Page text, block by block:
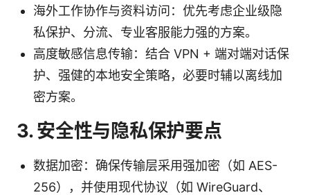
海外工作协作与资料访问：优先考虑企业级隐
私保护、分流、专业客服能力强的方案。
高度敏感信息传输：结合 VPN + 端对端对话保
护、强健的本地安全策略，必要时辅以离线加
密方案。
3. 安全性与隐私保护要点
数据加密：确保传输层采用强加密（如 AES-
256），并使用现代协议（如 WireGuard、